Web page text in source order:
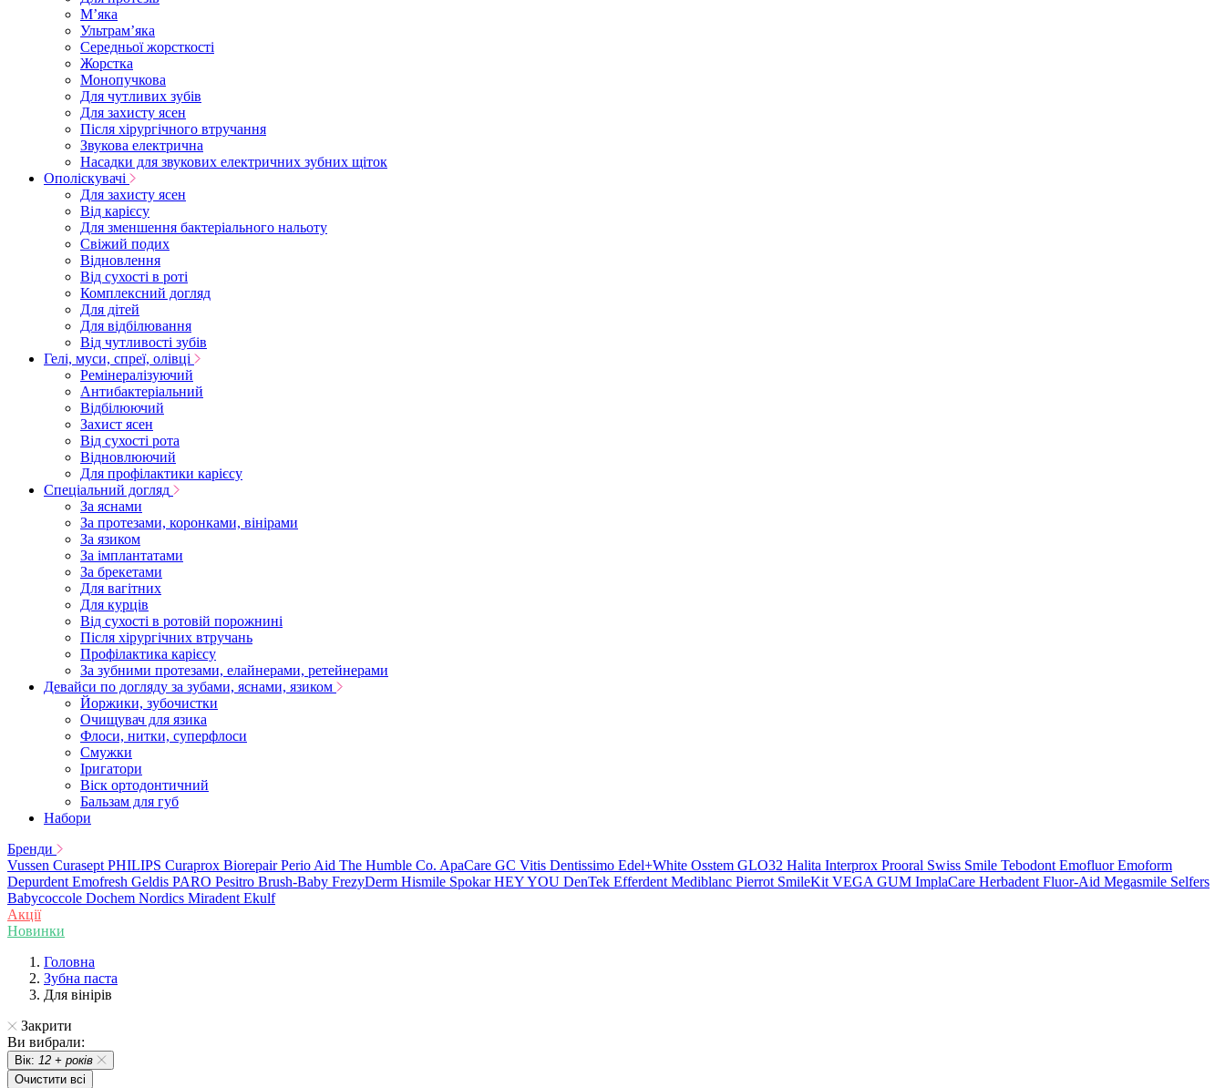
Мʼяка
Ультрамʼяка
Середньої жорсткості
Жорстка
Монопучкова
Для чутливих зубів
Для захисту ясен
Після хірургічного втручання
Звукова електрична
Насадки для звукових електричних зубних щіток
Ополіскувачі
Для захисту ясен
Від карієсу
Для зменшення бактеріального нальоту
Свіжий подих
Відновлення
Від сухості в роті
Комплексний догляд
Для дітей
Для відбілювання
Від чутливості зубів
Гелі, муси, спреї, олівці
Ремінералізуючий
Антибактеріальний
Відбілюючий
Захист ясен
Від сухості рота
Відновлюючий
Для профілактики карієсу
Спеціальний догляд
За яснами
За протезами, коронками, вінірами
За язиком
За імплантатами
За брекетами
Для вагітних
Для курців
Від сухості в ротовій порожнині
Після хірургічних втручань
Профілактика карієсу
За зубними протезами, елайнерами, ретейнерами
Девайси по догляду за зубами, яснами, язиком
Йоржики, зубочистки
Очищувач для язика
Флоси, нитки, суперфлоси
Смужки
Іригатори
Віск ортодонтичний
Бальзам для губ
Набори
Бренди
Vussen Curasept PHILIPS Curaprox Biorepair Perio Aid The Humble Co. ApaCare GC Vitis Dentissimo Edel+White Osstem GLO32 Halita Interprox Prooral Swiss Smile Tebodont Emofluor Emoform
Depurdent Emofresh Geldis PARO Pesitro Brush-Baby FrezyDerm Hismile Spokar HEY YOU DenTek Efferdent Mediblanc Pierrot SmileKit VEGA GUM ImplaCare Herbadent Fluor-Aid Megasmile Selfers
Babycoccole Dochem Nordics Miradent Ekulf
Акції
Новинки
Головна
Зубна паста
Для вінірів
Закрити
Ви вибрали:
Вік: 12 + років
Очистити всі